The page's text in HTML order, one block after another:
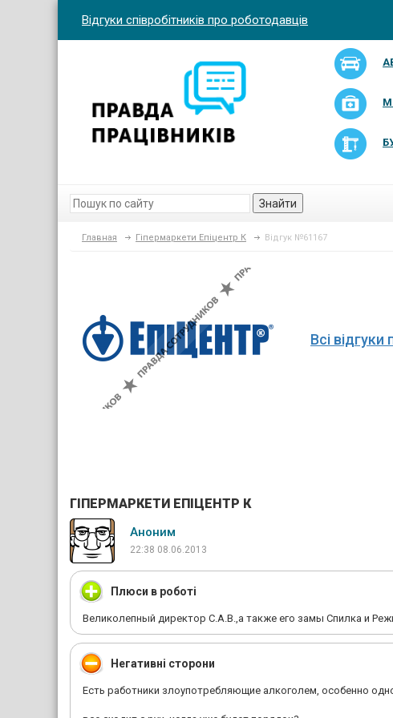
Відгуки співробітників про роботодавців
Знайти
Главная Гіпермаркети Епіцентр К Відгук №61167
Всі
ГІПЕРМАРКЕТИ ЕПІЦЕНТР К
Аноним
22:38 08.06.2013
Плюси в роботі
Великолепный директор С.А.В.,а также его замы Спилка и
Негативні сторони
Есть работники злоупотребляющие алкоголем, особенно